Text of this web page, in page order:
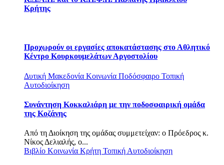
Κρήτης
Προχωρούν οι εργασίες αποκατάστασης στο Αθλητικό
Κέντρο Κουρκουμελάτων Αργοστολίου
Δυτική Μακεδονία Κοινωνία Ποδόσφαιρο Τοπική
Αυτοδιοίκηση
Συνάντηση Κοκκαλιάρη με την ποδοσφαιρική ομάδα
της Κοζάνης
Από τη Διοίκηση της ομάδας συμμετείχαν: o Πρόεδρος κ.
Νίκος Δελιαλής, ο...
Βιβλίο Κοινωνία Κρήτη Τοπική Αυτοδιοίκηση